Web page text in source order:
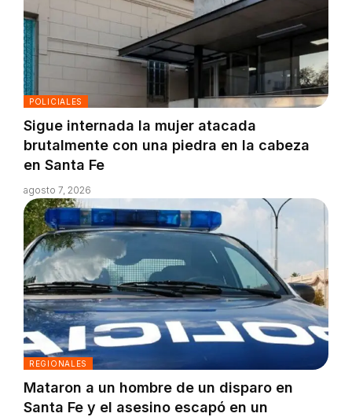
POLICIALES
Sigue internada la mujer atacada
brutalmente con una piedra en la cabeza
en Santa Fe
agosto 7, 2026
REGIONALES
Mataron a un hombre de un disparo en
Santa Fe y el asesino escapó en un